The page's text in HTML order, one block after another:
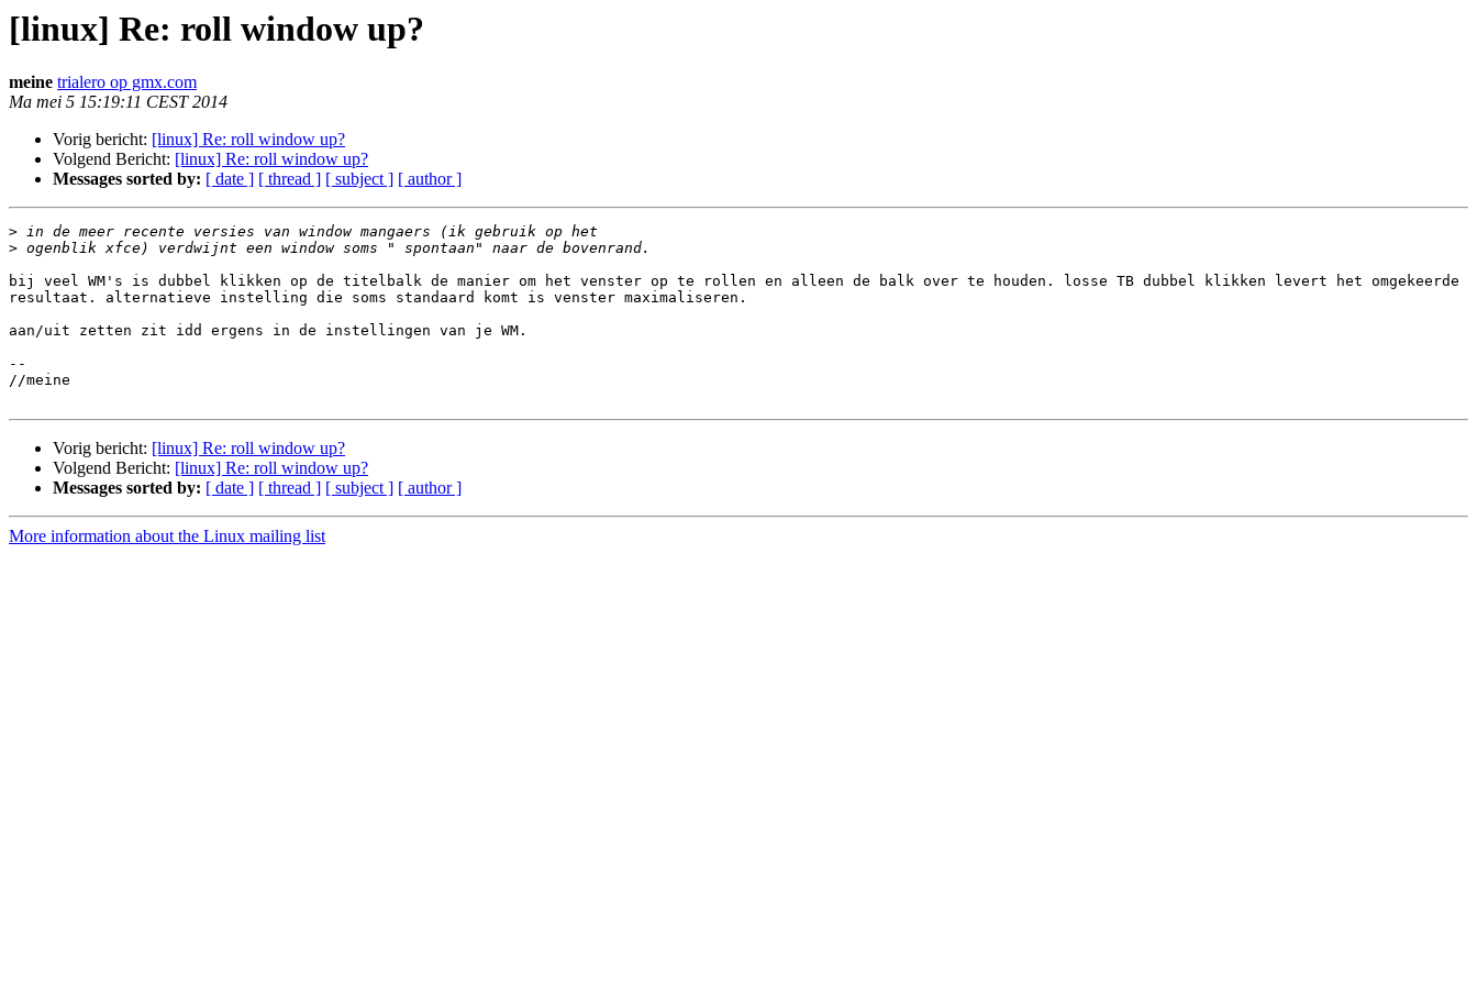
[linux] Re: roll window up?
meine trialero op gmx.com
Ma mei 5 15:19:11 CEST 2014
Vorig bericht: [linux] Re: roll window up?
Volgend Bericht: [linux] Re: roll window up?
Messages sorted by: [ date ] [ thread ] [ subject ] [ author ]
>
>
bij veel WM's is dubbel klikken op de titelbalk de manier om het venster op te rollen en alleen de balk over te houden. losse TB dubbel klikken levert het omgekeerde
resultaat. alternatieve instelling die soms standaard komt is venster maximaliseren.
aan/uit zetten zit idd ergens in de instellingen van je WM.
--
//meine
Vorig bericht: [linux] Re: roll window up?
Volgend Bericht: [linux] Re: roll window up?
Messages sorted by: [ date ] [ thread ] [ subject ] [ author ]
More information about the Linux mailing list